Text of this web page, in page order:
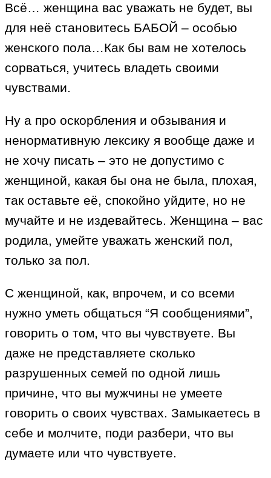
Всё… женщина вас уважать не будет, вы
для неё становитесь БАБОЙ – особью
женского пола…Как бы вам не хотелось
сорваться, учитесь владеть своими
чувствами.
Ну а про оскорбления и обзывания и
ненормативную лексику я вообще даже и
не хочу писать – это не допустимо с
женщиной, какая бы она не была, плохая,
так оставьте её, спокойно уйдите, но не
мучайте и не издевайтесь. Женщина – вас
родила, умейте уважать женский пол,
только за пол.
С женщиной, как, впрочем, и со всеми
нужно уметь общаться “Я сообщениями”,
говорить о том, что вы чувствуете. Вы
даже не представляете сколько
разрушенных семей по одной лишь
причине, что вы мужчины не умеете
говорить о своих чувствах. Замыкаетесь в
себе и молчите, поди разбери, что вы
думаете или что чувствуете.